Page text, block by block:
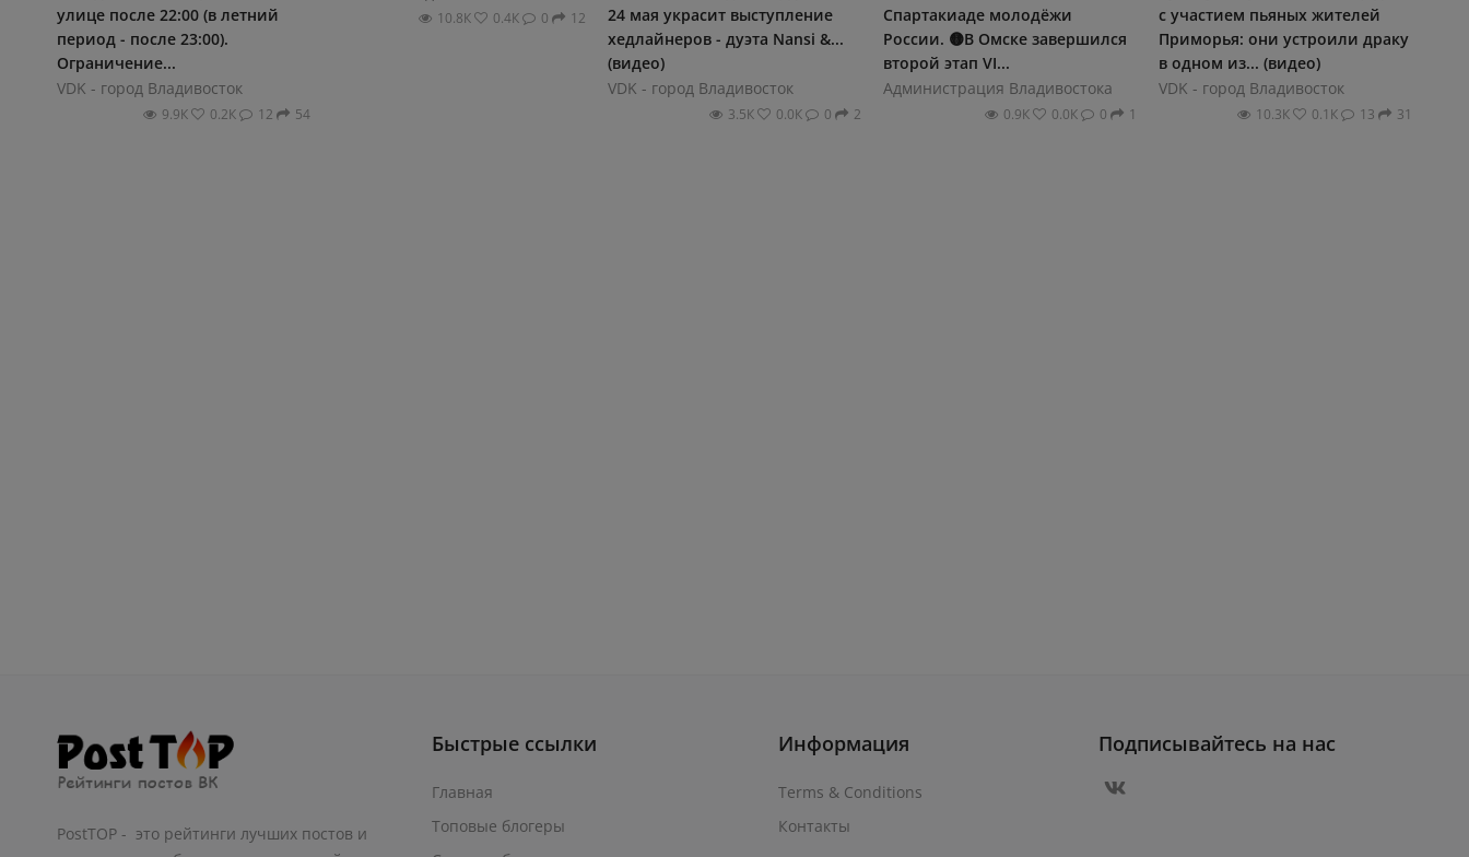
улице после 22:00 (в летний
период - после 23:00).
Ограничение...
VDK - город Владивосток
9.9К 0.2К 12 54
10.8К 0.4К 0 12
24 мая украсит выступление
хедлайнеров - дуэта Nansi &...
(видео)
VDK - город Владивосток
3.5К 0.0К 0 2
Спартакиаде молодёжи
России. 🟡В Омске завершился
второй этап VI...
Администрация Владивостока
0.9К 0.0К 0 1
с участием пьяных жителей
Приморья: они устроили драку
в одном из... (видео)
VDK - город Владивосток
10.3К 0.1К 13 31
PostTOP - это рейтинги лучших постов и
Быстрые ссылки
Главная
Топовые блогеры
Информация
Terms & Conditions
Контакты
Подписывайтесь на нас